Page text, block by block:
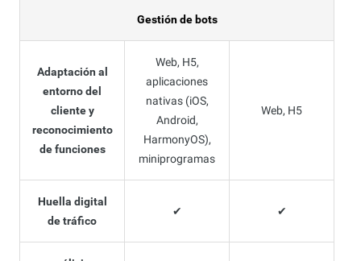
Gestión de bots
Adaptación al
entorno del
cliente y
reconocimiento
de funciones
Web, H5,
aplicaciones
nativas (iOS,
Android,
HarmonyOS),
miniprogramas
Web, H5
Huella digital
de tráfico
✔ ✔